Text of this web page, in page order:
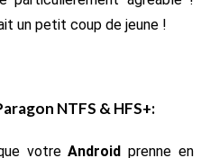
un petit coup de jeune !
NTFS & HFS+:
votreAndroid prenne en